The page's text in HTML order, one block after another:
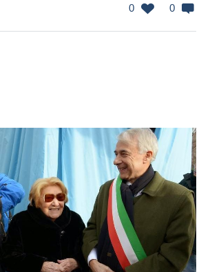
0 0